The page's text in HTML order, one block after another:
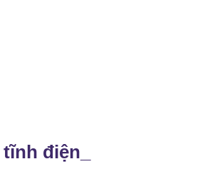
điện